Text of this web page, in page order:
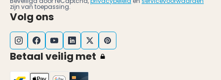
zijn van toepassing.
Volg ons
Betaal veilig met